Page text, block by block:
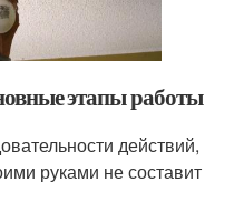
этапы работы
действий,
руками не составит